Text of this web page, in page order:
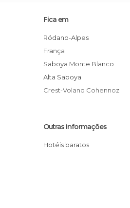
Fica em
Ródano-Alpes
França
Saboya Monte Blanco
Alta Saboya
Crest-Voland Cohennoz
Outras informações
Hotéis baratos